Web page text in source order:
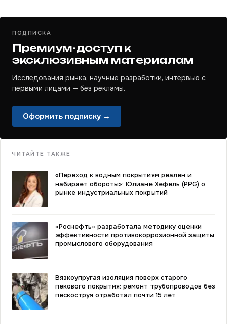
ПОДПИСКА
Премиум-доступ к
эксклюзивным материалам
Исследования рынка, научные разработки, интервью с
первыми лицами — без рекламы.
Оформить подписку →
ЧИТАЙТЕ ТАКЖЕ
«Переход к водным покрытиям реален и
набирает обороты»: Юлиане Хефель (PPG) о
рынке индустриальных покрытий
«Роснефть» разработала методику оценки
эффективности противокоррозионной защиты
промыслового оборудования
Вязкоупругая изоляция поверх старого
пекового покрытия: ремонт трубопроводов без
пескоструя отработал почти 15 лет